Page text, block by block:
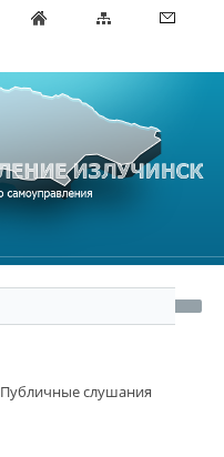
Публичные слушания